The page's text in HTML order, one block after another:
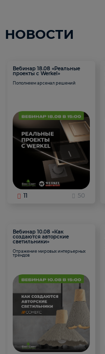
НОВОСТИ
Вебинар 18.08 «Реальные
проекты с Werkel»
Пополняем арсенал решений
11 50
Вебинар 10.08 «Как
создаются авторские
светильники»
Отражение мировых интерьерных
трендов